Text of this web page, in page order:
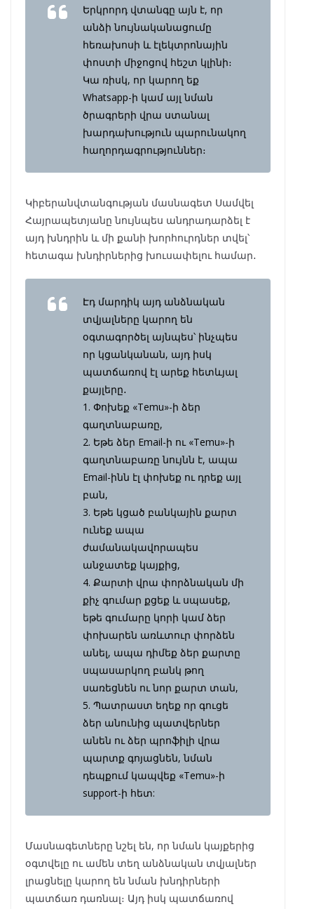
Երկրորդ վտանգը այն է, որ
անձի նույնականացումը
հեռախոսի և էլեկտրոնային
փոստի միջոցով հեշտ կլինի։
Կա ռիսկ, որ կարող եք
Whatsapp-ի կամ այլ նման
ծրագրերի վրա ստանալ
խարդախություն պարունակող
հաղորդագրություններ։
Կիբերանվտանգության մասնագետ Սամվել
Հայրապետյանը նույնպես անդրադարձել է
այդ խնդրին և մի քանի խորհուրդներ տվել՝
հետագա խնդիրներից խուսափելու համար․
Էդ մարդիկ այդ անձնական
տվյալները կարող են
օգտագործել այնպես՝ ինչպես
որ կցանկանան, այդ իսկ
պատճառով էլ արեք հետևյալ
քայլերը․
1. Փոխեք «Temu»-ի ձեր
գաղտնաբառը,
2. Եթե ձեր Email-ի ու «Temu»-ի
գաղտնաբառը նույնն է, ապա
Email-ինն էլ փոխեք ու դրեք այլ
բան,
3. Եթե կցած բանկային քարտ
ունեք ապա
ժամանակավորապես
անջատեք կայքից,
4. Քարտի վրա փորձնական մի
քիչ գումար քցեք և սպասեք,
եթե գումարը կորի կամ ձեր
փոխարեն առևտուր փորձեն
անել, ապա դիմեք ձեր քարտը
սպասարկող բանկ թող
սառեցնեն ու նոր քարտ տան,
5. Պատրաստ եղեք որ գուցե
ձեր անունից պատվերներ
անեն ու ձեր պրոֆիլի վրա
պարտք գոյացնեն, նման
դեպքում կապվեք «Temu»-ի
support-ի հետ:
Մասնագետները նշել են, որ նման կայքերից
օգտվելը ու ամեն տեղ անձնական տվյալներ
լրացնելը կարող են նման խնդիրների
պատճառ դառնալ։ Այդ իսկ պատճառով